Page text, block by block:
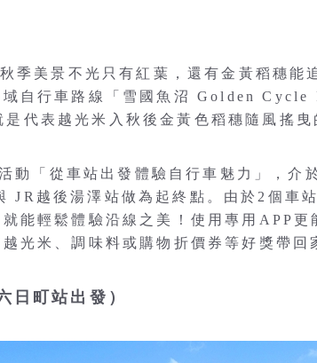
季美景不光只有紅葉，還有金黃稻穗能
自行車路線「雪國魚沼 Golden Cycle
代表越光米入秋後金黃色稻穗隨風搖曳
動「從車站出發體驗自行車魅力」，介
JR越後湯澤站做為起終點。由於2個車
能輕鬆體驗沿線之美！使用專用APP更
光米、調味料或購物折價券等好獎帶回
日町站出發）